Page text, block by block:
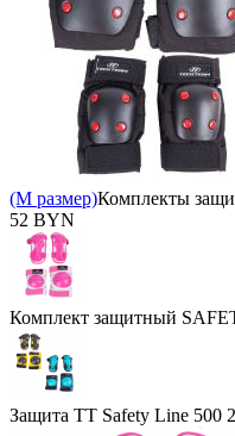
(М размер)Комплекты
52 BYN
Комплект защитный
Защита TT Safety Line 500